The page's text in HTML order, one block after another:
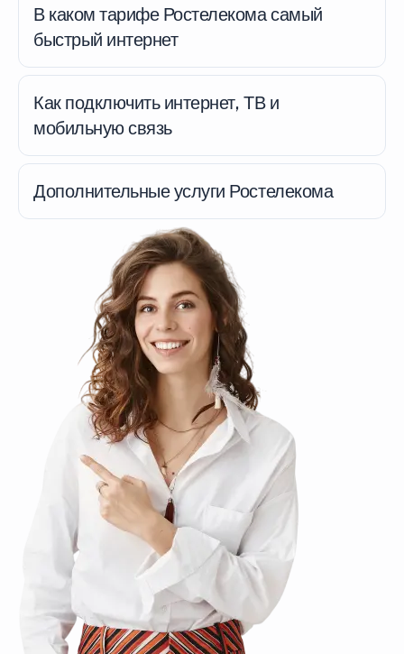
В каком тарифе Ростелекома самый
быстрый интернет
Как подключить интернет, ТВ и
мобильную связь
Дополнительные услуги Ростелекома